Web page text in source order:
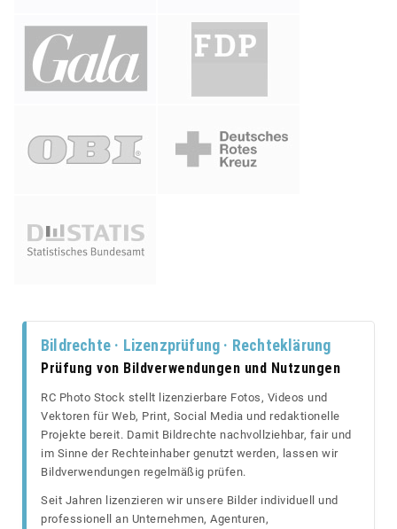
Bildrechte · Lizenzprüfung · Rechteklärung
Prüfung von Bildverwendungen und Nutzungen
RC Photo Stock stellt lizenzierbare Fotos, Videos und
Vektoren für Web, Print, Social Media und redaktionelle
Projekte bereit. Damit Bildrechte nachvollziehbar, fair und
im Sinne der Rechteinhaber genutzt werden, lassen wir
Bildverwendungen regelmäßig prüfen.
Seit Jahren lizenzieren wir unsere Bilder individuell und
professionell an Unternehmen, Agenturen,